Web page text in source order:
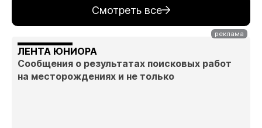
Смотреть все
ЛЕНТА ЮНИОРА
Сообщения о результатах поисковых работ
на месторождениях и не только